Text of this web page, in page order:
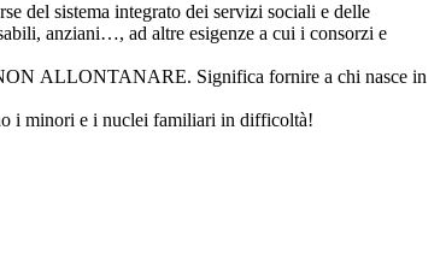
del sistema integrato dei servizi sociali e delle
anziani…, ad altre esigenze a cui i consorzi e
NON ALLONTANARE. Significa fornire a chi nasce in
i minori e i nuclei familiari in difficoltà!